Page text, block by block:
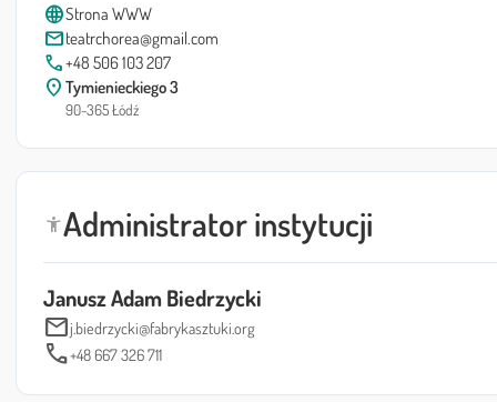
languageStrona WWW
mailteatrchorea@gmail.com
call+48 506 103 207
location_on Tymienieckiego 3
90-365 Łódź
accessibility_newAdministrator instytucji
Janusz Adam Biedrzycki
mailj.biedrzycki@fabrykasztuki.org
call+48 667 326 711